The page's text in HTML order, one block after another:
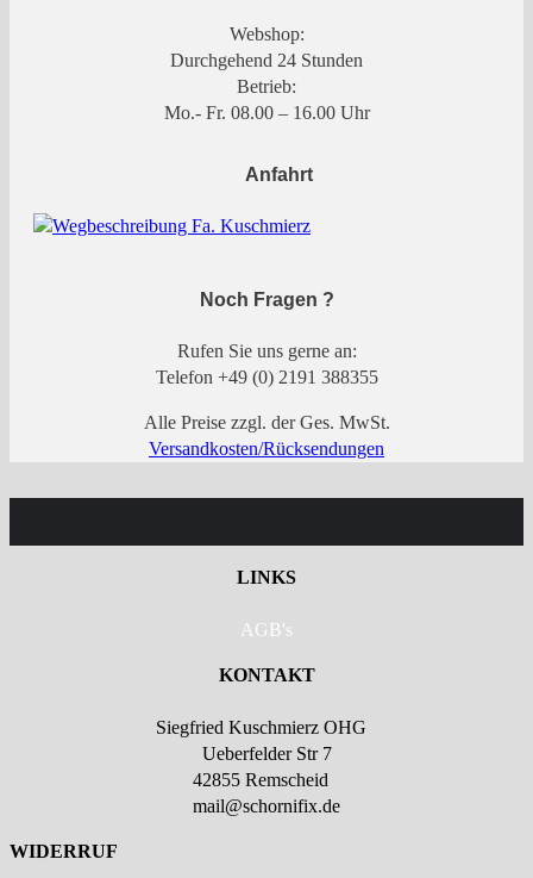
Webshop:
Durchgehend 24 Stunden
Betrieb:
Mo.- Fr. 08.00 – 16.00 Uhr
Anfahrt
Noch Fragen ?
Rufen Sie uns gerne an:
Telefon +49 (0) 2191 388355
Alle Preise zzgl. der Ges. MwSt.
Versandkosten/Rücksendungen
LINKS
AGB's
KONTAKT
Siegfried Kuschmierz OHG
Ueberfelder Str 7
42855 Remscheid
mail@schornifix.de
WIDERRUF